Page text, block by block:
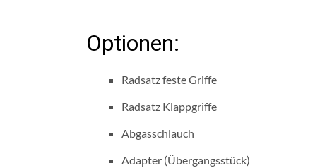
Optionen:
Radsatz feste Griffe
Radsatz Klappgriffe
Abgasschlauch
Adapter (Übergangsstück)